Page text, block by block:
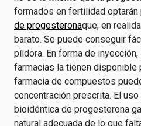
formados en fertilidad optarán
de progesteronaque, en
barato. Se puede conseguir
píldora. En forma de
farmacias la tienen disponible
farmacia de compuestos
concentración prescrita. El
bioidéntica de progesterona
natural adecuada de lo que